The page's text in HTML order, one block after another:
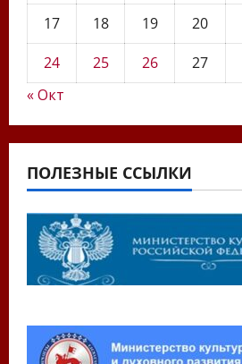
17
18 19 20
24
25 26 27
« Окт
ПОЛЕЗНЫЕ ССЫЛКИ